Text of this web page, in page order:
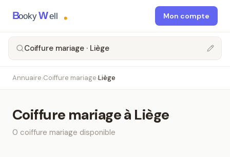
BookyWell Mon compte
Coiffure mariage · Liège
Annuaire›Coiffure mariage›Liège
Coiffure mariageà Liège
0 coiffure mariage disponible